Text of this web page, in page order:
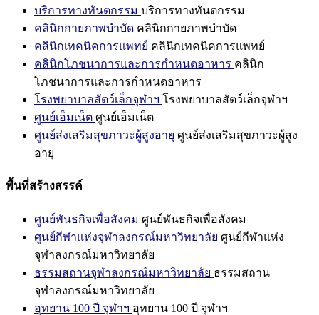
บริการทางทันตกรรม บริการทางทันตกรรม
คลินิกกายภาพบำบัด คลินิกกายภาพบำบัด
คลินิกเทคนิคการแพทย์ คลินิกเทคนิคการแพทย์
คลินิกโภชนาการและการกำหนดอาหาร คลินิก
โภชนาการและการกำหนดอาหาร
โรงพยาบาลสัตว์เล็กจุฬาฯ โรงพยาบาลสัตว์เล็กจุฬาฯ
ศูนย์เอ็มเน็ต ศูนย์เอ็มเน็ต
ศูนย์ส่งเสริมสุขภาวะผู้สูงอายุ ศูนย์ส่งเสริมสุขภาวะผู้สูง
อายุ
พื้นที่สร้างสรรค์
ศูนย์พันธกิจเพื่อสังคม ศูนย์พันธกิจเพื่อสังคม
ศูนย์กีฬาแห่งจุฬาลงกรณ์มหาวิทยาลัย ศูนย์กีฬาแห่ง
จุฬาลงกรณ์มหาวิทยาลัย
ธรรมสถานจุฬาลงกรณ์มหาวิทยาลัย ธรรมสถาน
จุฬาลงกรณ์มหาวิทยาลัย
อุทยาน 100 ปี จุฬาฯ อุทยาน 100 ปี จุฬาฯ